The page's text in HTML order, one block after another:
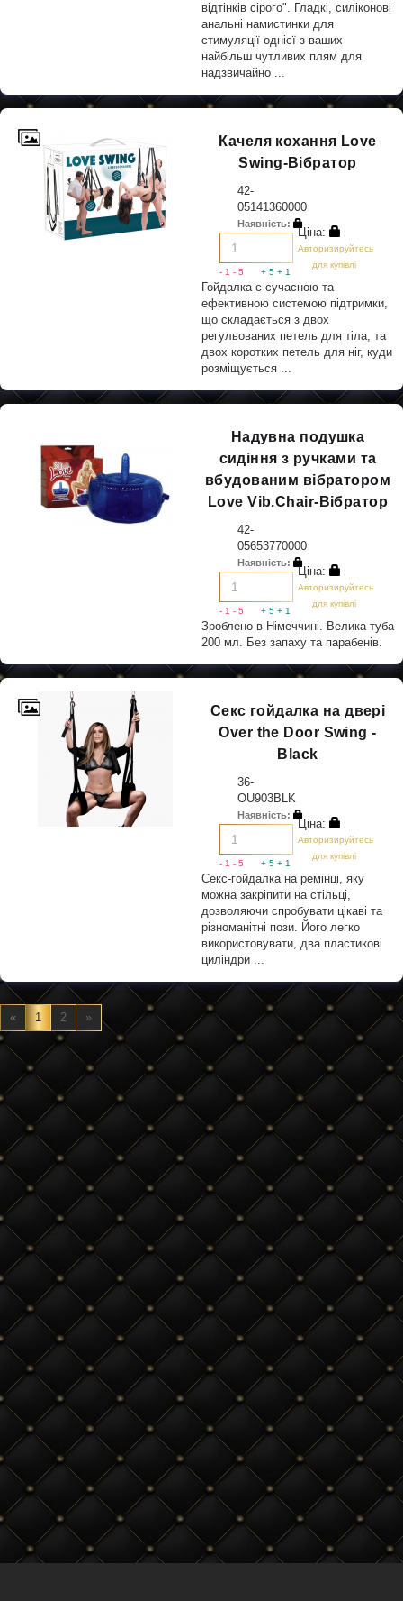
відтінків сірого". Гладкі, силіконові
анальні намистинки для
стимуляції однієї з ваших
найбільш чутливих плям для
надзвичайно ...
Качеля кохання Love
Swing-Вібратор
42-
05141360000
Наявність:
+ 1
- 1 - 5 + 5
Ціна:
Авторизируйтесь
для купівлі
Гойдалка є сучасною та
ефективною системою підтримки,
що складається з двох
регульованих петель для тіла, та
двох коротких петель для ніг, куди
розміщується ...
Надувна подушка
сидіння з ручками та
вбудованим вібратором
Love Vib.Chair-Вібратор
42-
05653770000
Наявність:
+ 1
- 1 - 5 + 5
Ціна:
Авторизируйтесь
для купівлі
Зроблено в Німеччині. Велика туба
200 мл. Без запаху та парабенів.
Секс гойдалка на двері
Over the Door Swing -
Black
36-
OU903BLK
Наявність:
+ 1
- 1 - 5 + 5
Ціна:
Авторизируйтесь
для купівлі
Секс-гойдалка на ремінці, яку
можна закріпити на стільці,
дозволяючи спробувати цікаві та
різноманітні пози. Його легко
використовувати, два пластикові
циліндри ...
« 1 2 »